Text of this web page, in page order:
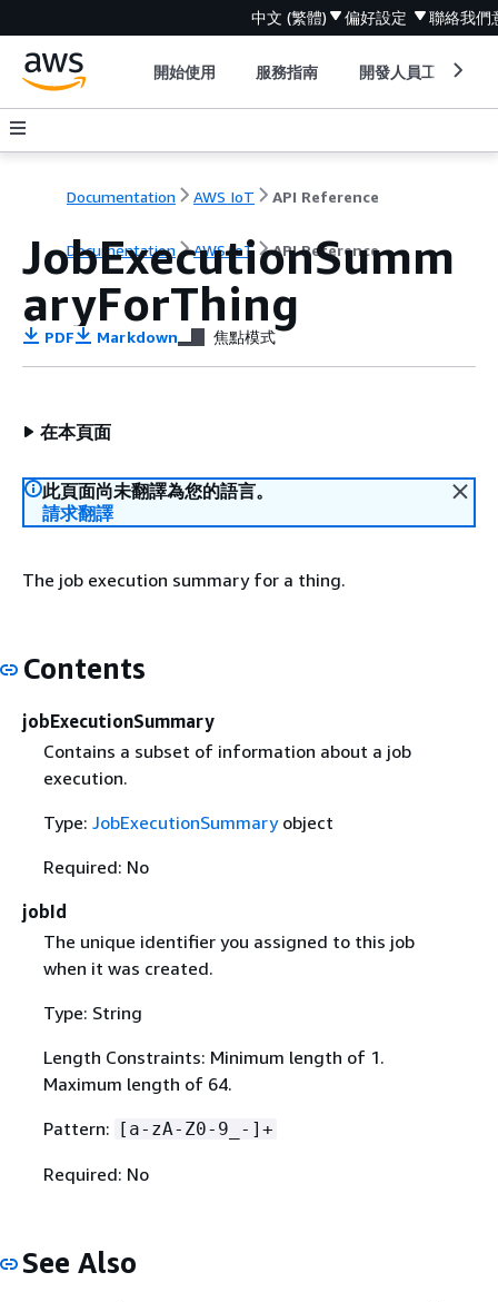
中文 (繁體) 偏好設定 聯絡我們
開始使用 服務指南 開發人員工具
Documentation AWS IoT API Reference
Documentation AWS IoT API Reference
JobExecutionSumm
aryForThing
PDF Markdown 焦點模式
在本頁面
此頁面尚未翻譯為您的語言。
請求翻譯
The job execution summary for a thing.
Contents
jobExecutionSummary
Contains a subset of information about a job
execution.
Type: JobExecutionSummaryobject
Required: No
jobId
The unique identifier you assigned to this job
when it was created.
Type: String
Length Constraints: Minimum length of 1.
Maximum length of 64.
Pattern: [a-zA-Z0-9_-]+
Required: No
See Also